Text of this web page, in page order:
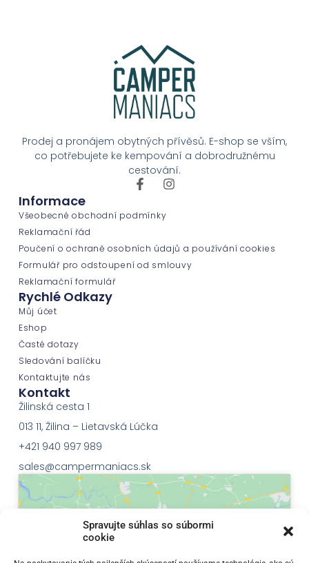
Spravujte súhlas so súbormi
cookie
Prodej a pronájem obytných přívěsů. E-shop se vším,
co potřebujete ke kempování a dobrodružnému
cestování.
Informace
Všeobecné obchodní podmínky
Reklamační řád
Poučení o ochraně osobních údajů a používání cookies
Formulář pro odstoupení od smlouvy
Reklamační formulář
Rychlé Odkazy
Můj účet
Eshop
Časté dotazy
Sledování balíčku
Kontaktujte nás
Kontakt
Žilinská cesta 1
013 11, Žilina – Lietavská Lúčka
+421 940 997 989
sales@campermaniacs.sk